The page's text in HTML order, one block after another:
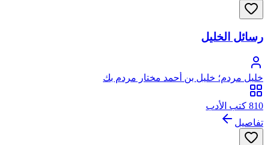
رسائل الخليل
خليل مردم؛ خليل بن أحمد مختار مردم بك
810 كتب الأدب
تفاصيل